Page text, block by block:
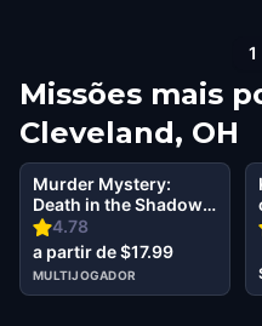
1
Missões mais
Cleveland, OH
4.78
Murder Mystery:
Death in the Shadows
in University Circle,
Cleveland, OH
a partir de $17.99
MULTIJOGADOR